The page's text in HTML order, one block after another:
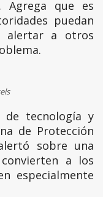
Agrega que es
puedan
alertar a otros
de tecnología y
de Protección
sobre una
a los
especialmente